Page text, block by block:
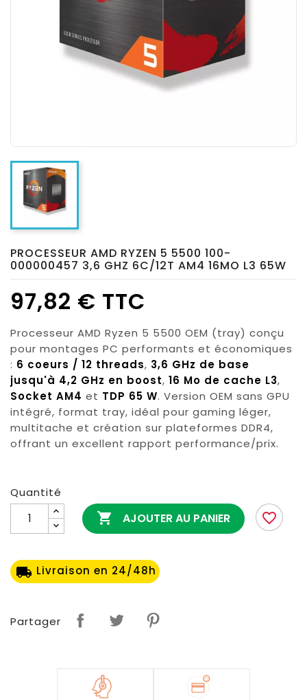
PROCESSEUR AMD RYZEN 5 5500 100-
000000457 3,6 GHZ 6C/12T AM4 16MO L3 65W
97,82 € TTC
Processeur AMD Ryzen 5 5500 OEM (tray) conçu
pour montages PC performants et économiques
: 6 coeurs / 12 threads, 3,6 GHz de base
jusqu'à 4,2 GHz en boost, 16 Mo de cache L3,
Socket AM4 et TDP 65 W. Version OEM sans GPU
intégré, format tray, idéal pour gaming léger,
multitache et création sur plateformes DDR4,
offrant un excellent rapport performance/prix.
Quantité
 AJOUTER AU PANIER favorite_border
local_shipping Livraison en 24/48h
Partager